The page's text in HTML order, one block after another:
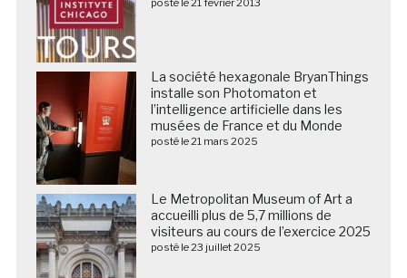
La société hexagonale BryanThings
installe son Photomaton et
l’intelligence artificielle dans les
musées de France et du Monde
posté le 21 mars 2025
Le Metropolitan Museum of Art a
accueilli plus de 5,7 millions de
visiteurs au cours de l’exercice 2025
posté le 23 juillet 2025